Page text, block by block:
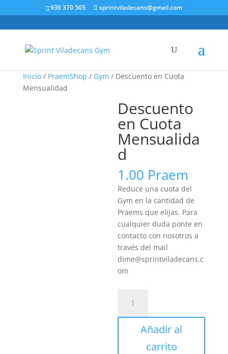
936 370 565 sprintviladecans@gmail.com
Inicio/ PraemShop / Gym / Descuento en Cuota
Mensualidad
Descuento
en Cuota
Mensualida
d
1.00 Praem
Reduce una cuota del
Gym en la cantidad de
Praems que elijas. Para
cualquier duda ponte en
contacto con nosotros a
través del mail
dime@sprintviladecans.c
om
Cuota
Mensualidad
Añadir al
carrito